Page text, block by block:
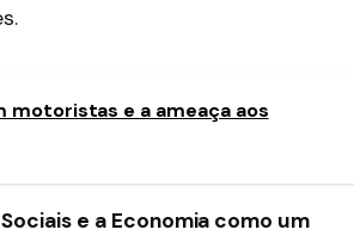
e a ameaça aos
e a Economia como um